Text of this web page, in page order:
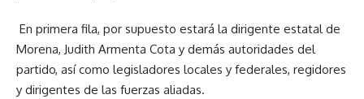
En primera fila, por supuesto estará la dirigente estatal de
Morena, Judith Armenta Cota y demás autoridades del
partido, así como legisladores locales y federales, regidores
y dirigentes de las fuerzas aliadas.